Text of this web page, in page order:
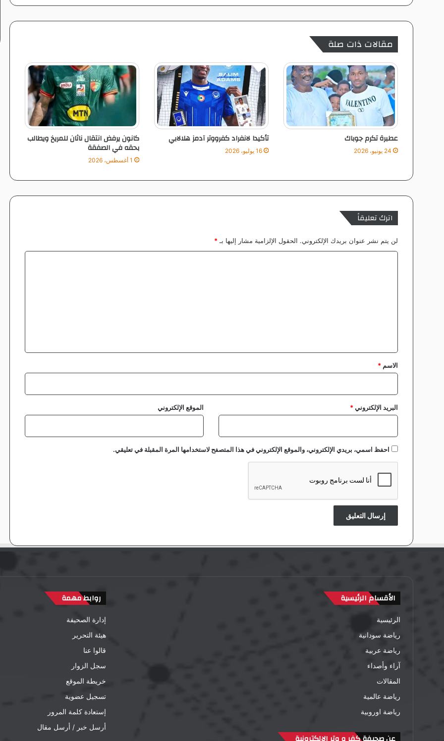
ة
ى
أ
ض
ي
ر
و
د
د
ق
ا
ع
ت
د
ه
مقالات ذات صلة
عطبرة تكرم جوباك
24 يونيو، 2026
تأكيدا لانفراد كفرووتر آدمز هلالابي
16 يوليو، 2026
كانون يرفض انتقال ناثان للمريخ ويطالب
بحقه في الصفقة
1 أغسطس، 2026
اترك تعليقاً
لن يتم نشر عنوان بريدك الإلكتروني. الحقول الإلزامية مشار إليها بـ*
*
الاسم *
البريد الإلكتروني* الموقع الإلكتروني
احفظ اسمي، بريدي الإلكتروني، والموقع الإلكتروني في هذا المتصفح لاستخدامها المرة المقبلة في تعليقي.
الأقسام الرئيسية
الرئيسية
رياضة سودانية
رياضة عربية
آراء وأصداء
المقالات
رياضة عالمية
رياضة اوروبية
روابط مهمة
إدارة الصحيفة
هيئة التحرير
قالوا عنا
سجل الزوار
خريطة الموقع
تسجيل عضوية
إستعادة كلمة المرور
أرسل خبر / أرسل مقال